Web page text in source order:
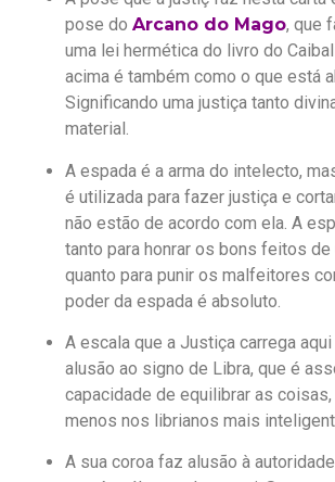
pose do Arcano do Mago, que
uma lei hermética do livro do
acima é também como o que está
Significando uma justiça tanto
material.
A espada é a arma do intelecto,
é utilizada para fazer justiça e
não estão de acordo com ela. A
tanto para honrar os bons feitos de
quanto para punir os malfeitores
poder da espada é absoluto.
A escala que a Justiça carrega
alusão ao signo de Libra, que é
capacidade de equilibrar as
menos nos librianos mais
A sua coroa faz alusão à